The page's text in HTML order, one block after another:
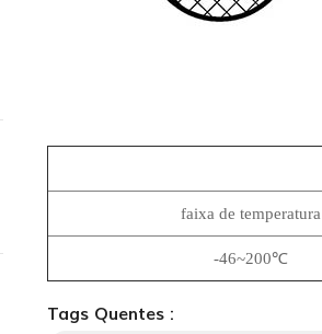
faixa de temperatura
-46~200℃
Tags Quentes :